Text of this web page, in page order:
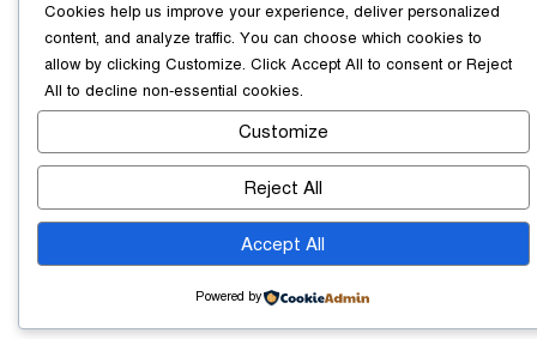
সোনারগাঁয়ে পরিত্যক্ত উন্নয়ন প্রকল্প:
ঠিকাদারের গাফিলতি নাকি তদারকির অভাব
০২ আগস্ট ২০২৬
নারায়ণগঞ্জে জাতীয় যুব শক্তির নতুন কমিটি,
নেতৃত্বে বাঁধন-ইমন
Cookies help us improve your experience, deliver personalized
content, and analyze traffic. You can choose which cookies to
allow by clicking Customize. Click Accept All to consent orReject
All to decline non-essential cookies.
Customize
Reject All
Accept All
Powered by